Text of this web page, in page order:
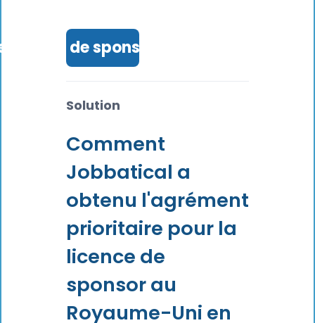
licence de sponsor au Royaume-Uni
Solution
Comment
Jobbatical a
obtenu l'agrément
prioritaire pour la
licence de
sponsor au
Royaume-Uni en